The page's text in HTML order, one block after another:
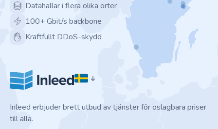
Datahallar i flera olika orter
100+ Gbit/s backbone
Kraftfullt DDoS-skydd
Inleed erbjuder brett utbud av tjänster för oslagbara priser
till alla.